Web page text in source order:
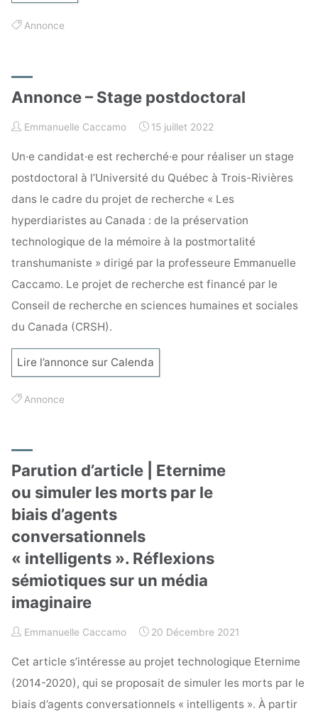
Annonce
Annonce – Stage postdoctoral
Emmanuelle Caccamo 15 juillet 2022
Un·e candidat·e est recherché·e pour réaliser un stage
postdoctoral à l’Université du Québec à Trois-Rivières
dans le cadre du projet de recherche « Les
hyperdiaristes au Canada : de la préservation
technologique de la mémoire à la postmortalité
transhumaniste » dirigé par la professeure Emmanuelle
Caccamo. Le projet de recherche est financé par le
Conseil de recherche en sciences humaines et sociales
du Canada (CRSH).
Lire l’annonce sur Calenda
Annonce
Parution d’article | Eternime
ou simuler les morts par le
biais d’agents
conversationnels
« intelligents ». Réflexions
sémiotiques sur un média
imaginaire
Emmanuelle Caccamo 20 Décembre 2021
Cet article s’intéresse au projet technologique Eternime
(2014-2020), qui se proposait de simuler les morts par le
biais d’agents conversationnels « intelligents ». À partir